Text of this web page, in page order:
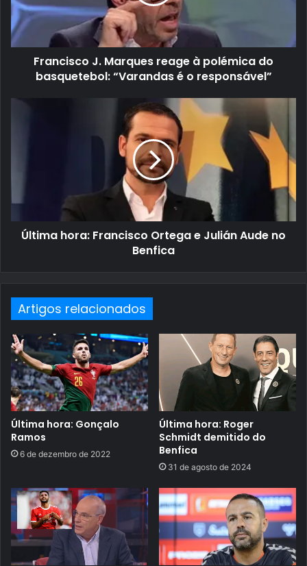
Francisco J. Marques reage à polémica do
basquetebol: “Varandas é o responsável”
Última hora: Francisco Ortega e Julián Aude no
Benfica
Artigos relacionados
Última hora: Gonçalo
Ramos
6 de dezembro de 2022
Última hora: Roger
Schmidt demitido do
Benfica
31 de agosto de 2024